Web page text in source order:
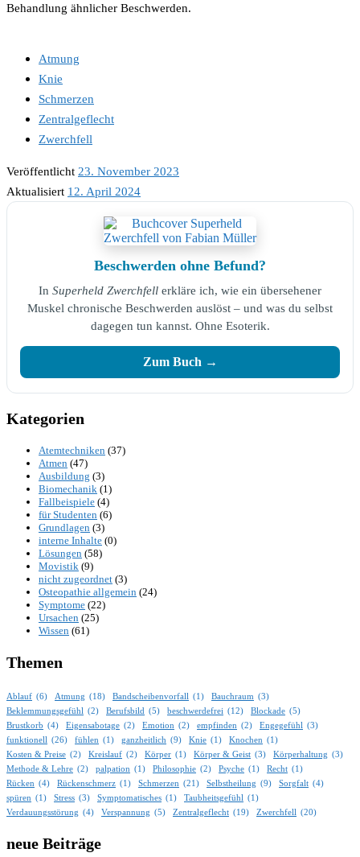
Behandlung ähnlicher Beschwerden.
Atmung
Knie
Schmerzen
Zentralgeflecht
Zwerchfell
Veröffentlicht 23. November 2023
Aktualisiert 12. April 2024
Beschwerden ohne Befund?
In Superheld Zwerchfell erkläre ich, wie ein übersehener
Muskel chronische Beschwerden auslöst – und was du selbst
dagegen tun kannst. Ohne Esoterik.
Zum Buch →
Kategorien
Atemtechniken (37)
Atmen (47)
Ausbildung (3)
Biomechanik (1)
Fallbeispiele (4)
für Studenten (6)
Grundlagen (3)
interne Inhalte (0)
Lösungen (58)
Movistik (9)
nicht zugeordnet (3)
Osteopathie allgemein (24)
Symptome (22)
Ursachen (25)
Wissen (61)
Themen
Ablauf (6) Atmung (18) Bandscheibenvorfall (1) Bauchraum (3)
Beklemmungsgefühl
(2) Berufsbild (5) beschwerdefrei (12) Blockade (5)
Brustkorb (4) Eigensabotage (2) Emotion (2) empfinden (2) Engegefühl
(3)
funktionell
(26) fühlen (1) ganzheitlich (9) Knie (1) Knochen (1)
Kosten & Preise (2) Kreislauf (2) Körper (1) Körper & Geist (3) Körperhaltung (3)
Methode & Lehre (2) palpation (1) Philosophie (2) Psyche (1) Recht (1)
Rücken (4) Rückenschmerz (1) Schmerzen (21) Selbstheilung (9) Sorgfalt (4)
spüren (1) Stress (3) Symptomatisches (1) Taubheitsgefühl
(1)
Verdauungsstörung (4) Verspannung (5) Zentralgeflecht (19) Zwerchfell (20)
neue Beiträge